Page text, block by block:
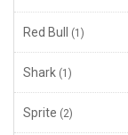
Red Bull (1)
Shark (1)
Sprite (2)